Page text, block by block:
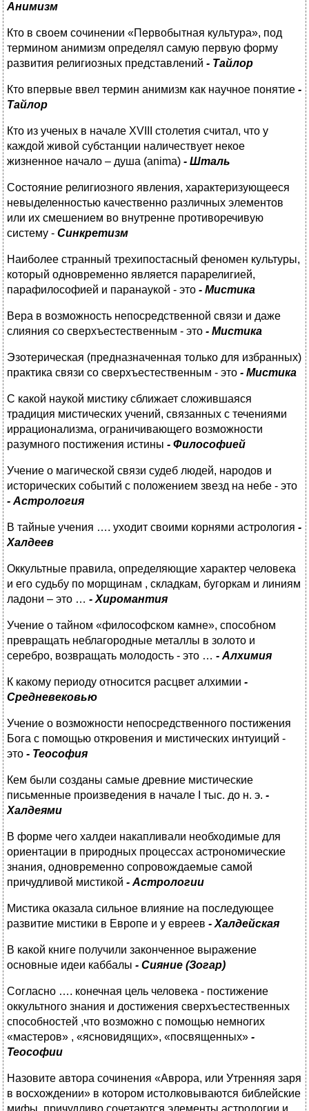
Анимизм
Кто в своем сочинении «Первобытная культура», под
термином анимизм определял самую первую форму
развития религиозных представлений - Тайлор
Кто впервые ввел термин анимизм как научное понятие -
Тайлор
Кто из ученых в начале XVIII столетия считал, что у
каждой живой субстанции наличествует некое
жизненное начало – душа (anima) - Шталь
Состояние религиозного явления, характеризующееся
невыделенностью качественно различных элементов
или их смешением во внутренне противоречивую
систему - Синкретизм
Наиболее странный трехипостасный феномен культуры,
который одновременно является парарелигией,
парафилософией и паранаукой - это - Мистика
Вера в возможность непосредственной связи и даже
слияния со сверхъестественным - это - Мистика
Эзотерическая (предназначенная только для избранных)
практика связи со сверхъестественным - это - Мистика
С какой наукой мистику сближает сложившаяся
традиция мистических учений, связанных с течениями
иррационализма, ограничивающего возможности
разумного постижения истины - Философией
Учение о магической связи судеб людей, народов и
исторических событий с положением звезд на небе - это
- Астрология
В тайные учения …. уходит своими корнями астрология -
Халдеев
Оккультные правила, определяющие характер человека
и его судьбу по морщинам , складкам, бугоркам и линиям
ладони – это … - Хиромантия
Учение о тайном «философском камне», способном
превращать неблагородные металлы в золото и
серебро, возвращать молодость - это … - Алхимия
К какому периоду относится расцвет алхимии -
Средневековью
Учение о возможности непосредственного постижения
Бога с помощью откровения и мистических интуиций -
это - Теософия
Кем были созданы самые древние мистические
письменные произведения в начале I тыс. до н. э. -
Халдеями
В форме чего халдеи накапливали необходимые для
ориентации в природных процессах астрономические
знания, одновременно сопровождаемые самой
причудливой мистикой - Астрологии
Мистика оказала сильное влияние на последующее
развитие мистики в Европе и у евреев - Халдейская
В какой книге получили законченное выражение
основные идеи каббалы - Сияние (Зогар)
Согласно …. конечная цель человека - постижение
оккультного знания и достижения сверхъестественных
способностей ,что возможно с помощью немногих
«мастеров» , «ясновидящих», «посвященных» -
Теософии
Назовите автора сочинения «Аврора, или Утренняя заря
в восхождении» в котором истолковываются библейские